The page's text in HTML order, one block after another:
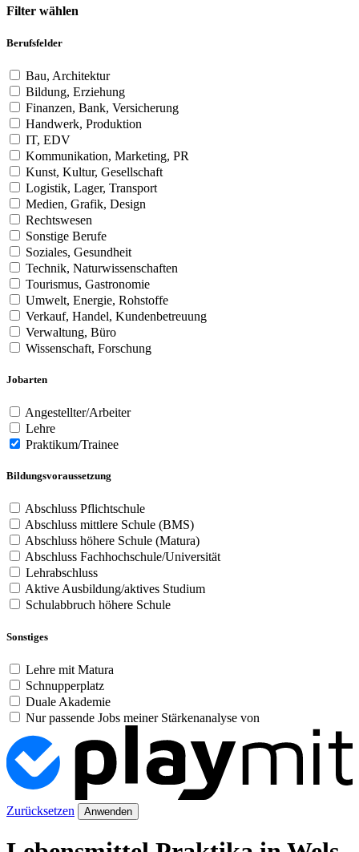
Filter wählen
Berufsfelder
Bau, Architektur
Bildung, Erziehung
Finanzen, Bank, Versicherung
Handwerk, Produktion
IT, EDV
Kommunikation, Marketing, PR
Kunst, Kultur, Gesellschaft
Logistik, Lager, Transport
Medien, Grafik, Design
Rechtswesen
Sonstige Berufe
Soziales, Gesundheit
Technik, Naturwissenschaften
Tourismus, Gastronomie
Umwelt, Energie, Rohstoffe
Verkauf, Handel, Kundenbetreuung
Verwaltung, Büro
Wissenschaft, Forschung
Jobarten
Angestellter/Arbeiter
Lehre
Praktikum/Trainee
Bildungsvoraussetzung
Abschluss Pflichtschule
Abschluss mittlere Schule (BMS)
Abschluss höhere Schule (Matura)
Abschluss Fachhochschule/Universität
Lehrabschluss
Aktive Ausbildung/aktives Studium
Schulabbruch höhere Schule
Sonstiges
Lehre mit Matura
Schnupperplatz
Duale Akademie
Nur passende Jobs meiner Stärkenanalyse von
Zurücksetzen Anwenden